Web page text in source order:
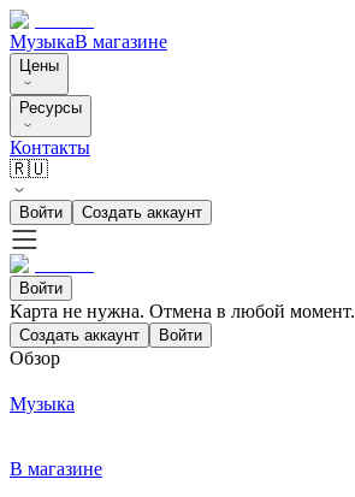
МузыкаВ магазине
Цены
Ресурсы
Контакты
🇷🇺
Войти Создать аккаунт
Войти
Карта не нужна. Отмена в любой момент.
Создать аккаунт Войти
Обзор
Музыка
В магазине